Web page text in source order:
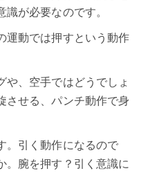
が必要なのです。
動では押すという動作
や、空手ではどうでしょ
させる、パンチ動作で身
。引く動作になるので
。腕を押す？引く意識に